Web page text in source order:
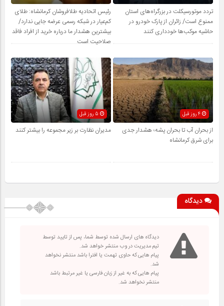
تردد موتورسیکلت در بزرگراه‌های استان
ممنوع است/ زائران از پارک خودرو در
حاشیه موکب‌ها خودداری کنند
رئیس اتحادیه طلافروشان کرمانشاه: طلای
کم‌عیار در شبکه رسمی عرضه جایی ندارد/
بیشترین هشدار ما درباره خرید از افراد فاقد
صلاحیت است
4 روز قبل
از بحران آب تا بحران پشه؛ هشدار جدی
برای شرق کرمانشاه
مدیران نظارت بر زیر مجموعه را بیشتر کنند
دیدگاه
دیدگاه های ارسال شده توسط شما، پس از تایید توسط
تیم مدیریت در وب منتشر خواهد شد.
پیام هایی که حاوی تهمت یا افترا باشد منتشر نخواهد
شد.
پیام هایی که به غیر از زبان فارسی یا غیر مرتبط باشد
منتشر نخواهد شد.